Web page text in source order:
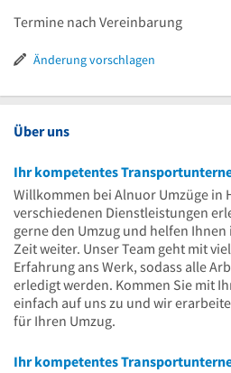
Termine nach Vereinbarung
Änderung vorschlagen
Über uns
Ihr kompetentes
Willkommen bei Alnuor Umzüge in
verschiedenen Dienstleistungen
gerne den Umzug und helfen
Zeit weiter. Unser Team geht mit
Erfahrung ans Werk, sodass alle
erledigt werden. Kommen Sie mit
einfach auf uns zu und wir
für Ihren Umzug.
Ihr kompetentes